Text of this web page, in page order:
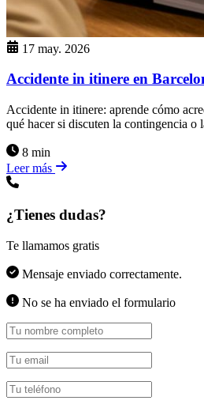
17 may. 2026
Accidente in itinere en
Accidente in itinere: aprende cómo
qué hacer si discuten la contingencia o
8 min
Leer más
¿Tienes dudas?
Te llamamos gratis
Mensaje enviado correctamente.
No se ha enviado el formulario